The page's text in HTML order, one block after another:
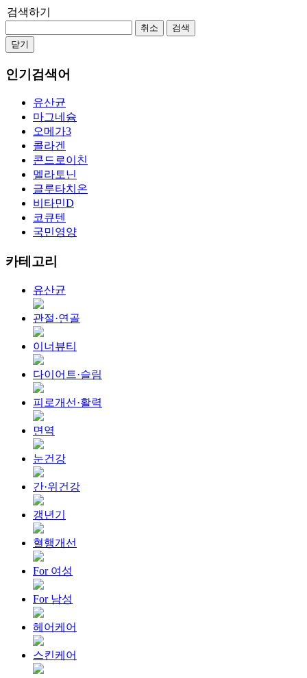
검색하기
취소
검색
닫기
인기검색어
유산균
마그네슘
오메가3
콜라겐
콘드로이친
멜라토닌
글루타치온
비타민D
코큐텐
국민영양
카테고리
유산균
관절·연골
이너뷰티
다이어트·슬림
피로개선·활력
면역
눈건강
간·위건강
갱년기
혈행개선
For 여성
For 남성
헤어케어
스킨케어